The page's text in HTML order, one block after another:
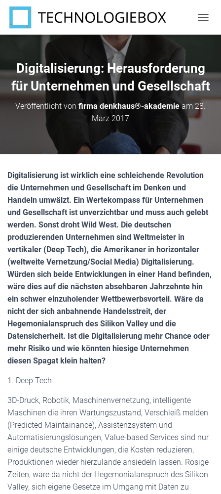
A
A
T
I
O
N
H
L
N
Digitalisierung: Herausforderung
für Unternehmen und Gesellschaft
Veröffentlicht von firma denkhaus®-akademieam 28.
März 2017
Digitalisierung ist wirklich eine schleichende Revolution
die Unternehmen und Gesellschaft im Denken und
Handeln umwälzt. Ein Wertekompass für Unternehmen
und Gesellschaft ist unverzichtbar und muss auch gelebt
werden. Sonst droht Wild West. Die deutschen
produzierenden Unternehmen sind Weltmeister in
vertikaler (Deep Tech), die Amerikaner in horizontaler
(weltweite Vernetzung/Social Media) Digitalisierung.
Würden sich beide Entwicklungen in einer Hand befinden,
wäre dies auf die nächsten absehbaren Jahrzehnte hin
ein schwer einzuholender Wettbewerbsvorteil. Wäre da
nicht der sich anbahnende Handelsstreit, der
Hegemonialanspruch des Silikon Valley und die
Datensicherheit. Ist die Digitalisierung mehr Chance oder
mehr Risiko und wie könnten hiesige Unternehmen
diesen Spagat klein halten?
1. Deep Tech
3D-Druck, Robotik, Maschinenvernetzung, intelligente
Maschinen die ihren Wartungszustand, Verschleiß melden
(Predicted Maintainance), Assistenzsystem und
Automatisierungslösungen, Value-based Services sind nur
einige deutsche Entwicklungen, die Kosten reduzieren,
Produktionen wieder hierzulande ansiedeln lassen. Rosige
Zeiten, wäre da nicht der Hegemonialanspruch des Silikon
Valley, sich eigene Gesetze im Umgang mit Daten zu